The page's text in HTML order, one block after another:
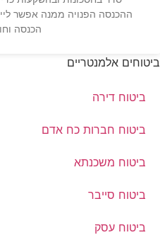
ההכנסה הפנויה ממנה אפשר
הכנסה
ביטוחים אלמנטריים
ביטוח דירה
ביטוח חברות כח אדם
ביטוח משכנתא
ביטוח סייבר
ביטוח עסק